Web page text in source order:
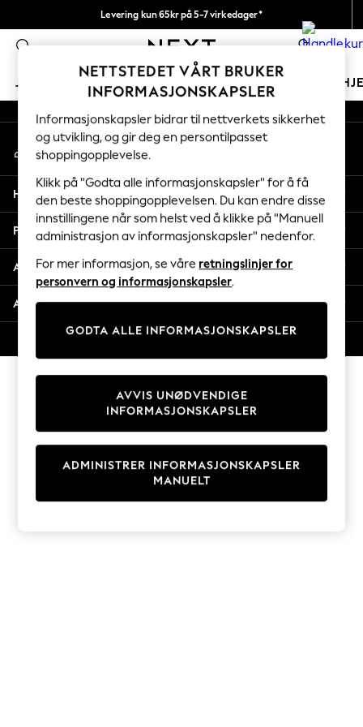
Levering kun 65kr på 5-7 virkedager*
Vi betaler alle tollavgifter 0
JENTER GUTTER BABY KVINNER
GIRLS
New In
50 - 92cm (0 - 24 months)
98 - 110cm (3 - 5 years)
116 - 134cm (6 - 9 years)
140 - 174cm (10 - 15+ years)
Trending: Top & Short Sets
Trending: Clogs
Toy Story
THE SET
Coats & Jackets
Sweatshirts & Hoodies
Knitwear
Cardigans
Dresses
Sets & Outfits
T-Shirts
An error occurred on client
Våre sosiale nettverk
Min konto
Logg inn på kontoen din
Hjelp
Personvern & Juridisk
Avdelinger
Andre tjenester
NETTSTEDET VÅRT BRUKER
INFORMASJONSKAPSLER
Informasjonskapsler bidrar til nettverkets sikkerhet
og utvikling, og gir deg en persontilpasset
shoppingopplevelse.
Klikk på "Godta alle informasjonskapsler" for å få
den beste shoppingopplevelsen. Du kan endre disse
innstillingene når som helst ved å klikke på "Manuell
administrasjon av informasjonskapsler" nedenfor.
For mer informasjon, se våre retningslinjer for
personvern og informasjonskapsler.
GODTA ALLE INFORMASJONSKAPSLER
ADMINISTRER INFORMASJONSKAPSLER
MANUELT
AVVIS UNØDVENDIGE
INFORMASJONSKAPSLER